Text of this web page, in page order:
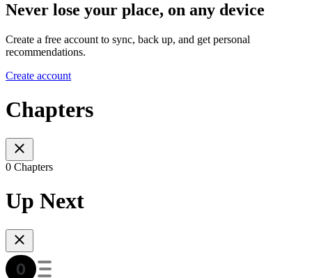
Never lose your place, on any device
Create a free account to sync, back up, and get personal
recommendations.
Create account
Chapters
0 Chapters
Up Next